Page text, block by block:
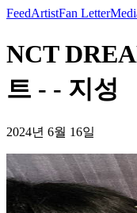
FeedArtistFan Letter
NCT
트 - - 지성
2024년 6월 16일